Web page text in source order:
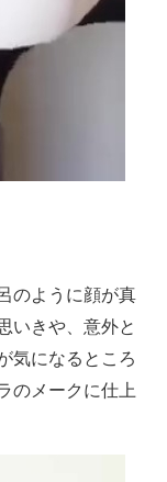
のように顔が真
きや、意外と
気になるところ
のメークに仕上